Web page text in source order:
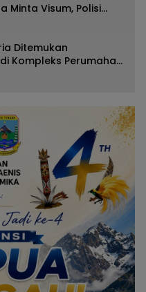
Minta Visum, Polisi
Kematian
Ditemukan
Kompleks Perumahan
Gegerkan Warga